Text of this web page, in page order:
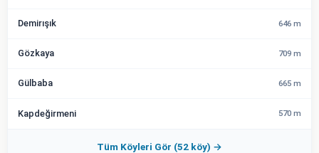
Demirışık 646 m
Gözkaya 709 m
Gülbaba 665 m
Kapdeğirmeni 570 m
Tüm Köyleri Gör (52 köy) →